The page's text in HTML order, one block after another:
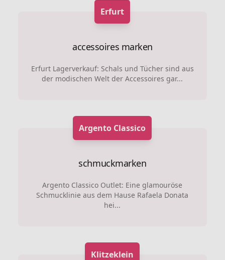
Erfurt
accessoires marken
Erfurt Lagerverkauf: Schals und Tücher sind aus
der modischen Welt der Accessoires gar...
Argento Classico
schmuckmarken
Argento Classico Outlet: Eine glamouröse
Schmucklinie aus dem Hause Rafaela Donata
hei...
Klitzeklein